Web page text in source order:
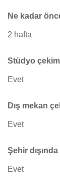
Ne kadar
2 hafta
Stüdyo
Evet
Dış mekan
Evet
Şehir
Evet